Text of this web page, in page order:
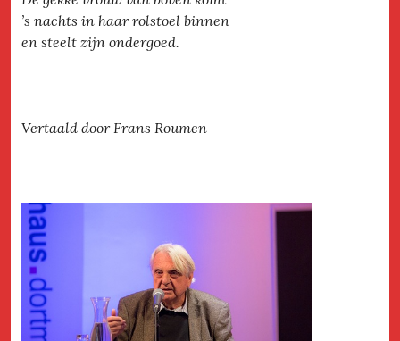
’s nachts in haar rolstoel binnen
en steelt zijn ondergoed.
Vertaald door Frans Roumen